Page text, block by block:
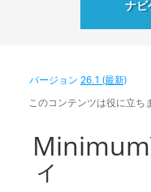
ナ
バージョン26.1 (最新)
このコンテンツは役に立ち
ィ